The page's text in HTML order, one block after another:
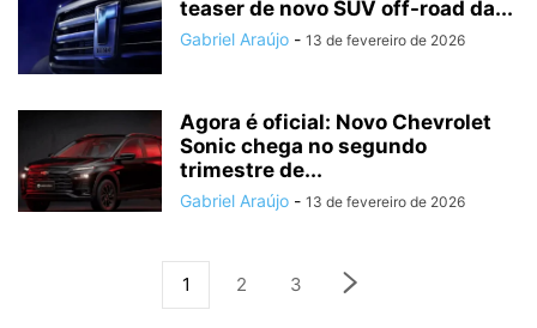
teaser de novo SUV off-road da...
Gabriel Araújo - 13 de fevereiro de 2026
Agora é oficial: Novo Chevrolet
Sonic chega no segundo
trimestre de...
Gabriel Araújo - 13 de fevereiro de 2026
1 2 3